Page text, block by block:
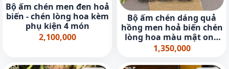
Bộ ấm chén men đen hoả
biến - chén lòng hoa kèm
phụ kiện 4 món
2,100,000
Bộ ấm chén dáng quả
hồng men hoả biến chén
lòng hoa màu mật ong
350ml
1,350,000